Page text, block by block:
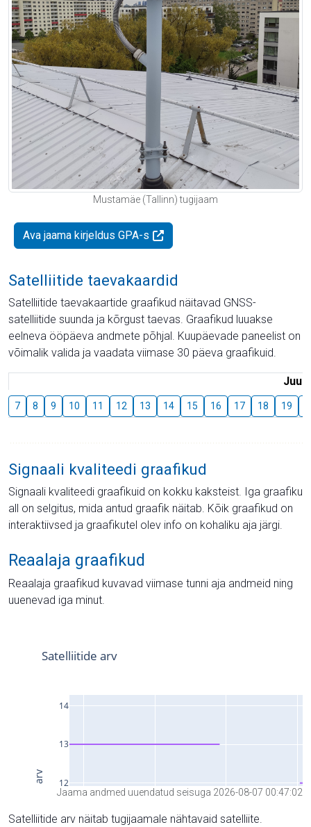
Mustamäe (Tallinn) tugijaam
Ava jaama kirjeldus GPA-s
Satelliitide taevakaardid
Satelliitide taevakaartide graafikud näitavad GNSS-
satelliitide suunda ja kõrgust taevas. Graafikud luuakse
eelneva ööpäeva andmete põhjal. Kuupäevade paneelist on
võimalik valida ja vaadata viimase 30 päeva graafikuid.
Juuli
7 8 9 10 11 12 13 14 15 16 17 18 19
Signaali kvaliteedi graafikud
Signaali kvaliteedi graafikuid on kokku kaksteist. Iga graafiku
all on selgitus, mida antud graafik näitab. Kõik graafikud on
interaktiivsed ja graafikutel olev info on kohaliku aja järgi.
Reaalaja graafikud
Reaalaja graafikud kuvavad viimase tunni aja andmeid ning
uuenevad iga minut.
Jaama andmed uuendatud seisuga 2026-08-07 00:47:02
Satelliitide arv näitab tugijaamale nähtavaid satelliite.